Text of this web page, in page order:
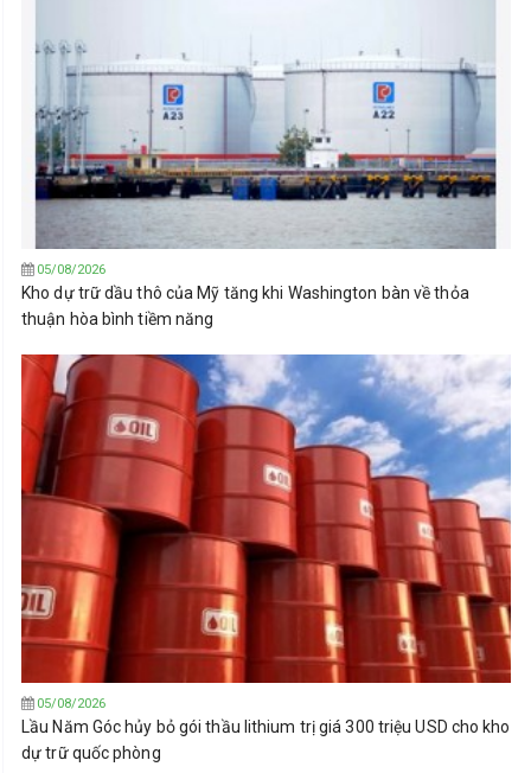
05/08/2026
Kho dự trữ dầu thô của Mỹ tăng khi Washington bàn về thỏa
thuận hòa bình tiềm năng
05/08/2026
Lầu Năm Góc hủy bỏ gói thầu lithium trị giá 300 triệu USD cho kho
dự trữ quốc phòng